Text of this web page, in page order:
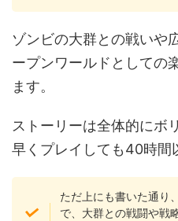
ゾンビの大群との戦いや
ープンワールドとしての
ます。
ストーリーは全体的にボ
早くプレイしても40時間
ただ上にも書いた通り
で、大群との戦闘や戦